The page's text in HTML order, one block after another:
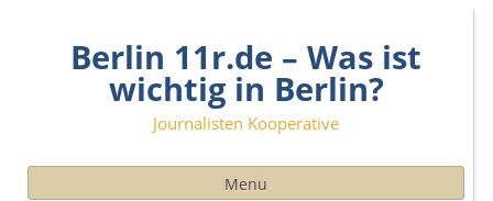
contentBerlin 11r.de – Was ist
wichtig in Berlin?
Journalisten Kooperative
Menu